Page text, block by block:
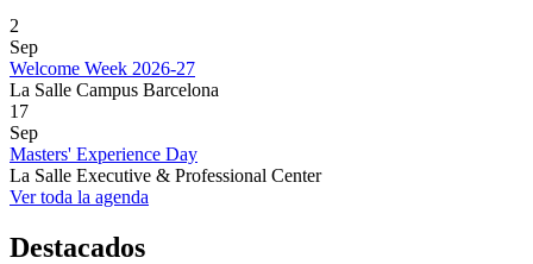
2
Sep
Welcome Week 2026-27
La Salle Campus Barcelona
17
Sep
Masters' Experience Day
La Salle Executive & Professional Center
Ver toda la agenda
Destacados